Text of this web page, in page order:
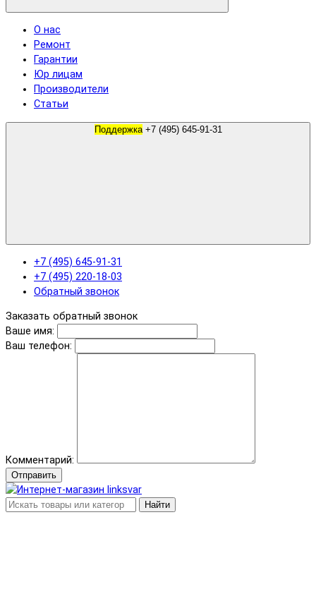
О нас
Ремонт
Гарантии
Юр лицам
Производители
Статьи
Поддержка
+7 (495) 645-91-31
+7 (495) 220-18-03
Обратный звонок
Заказать обратный звонок
Ваше имя:
Ваш телефон:
Комментарий:
Отправить
Найти